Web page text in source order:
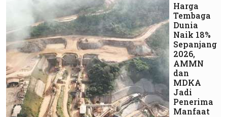
Harga
Tembaga
Dunia
Naik 18%
Sepanjang
2026,
AMMN
dan
MDKA
Jadi
Penerima
Manfaat